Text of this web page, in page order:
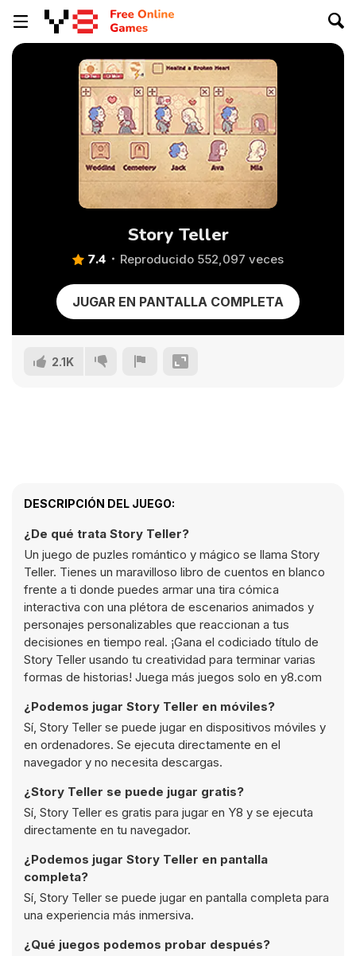
Story Teller
7.4 Reproducido 552,097 veces
JUGAR EN PANTALLA COMPLETA
2.1K
DESCRIPCIÓN DEL JUEGO:
¿De qué trata Story Teller?
Un juego de puzles romántico y mágico se llama Story
Teller. Tienes un maravilloso libro de cuentos en blanco
frente a ti donde puedes armar una tira cómica
interactiva con una plétora de escenarios animados y
personajes personalizables que reaccionan a tus
decisiones en tiempo real. ¡Gana el codiciado título de
Story Teller usando tu creatividad para terminar varias
formas de historias! Juega más juegos solo en y8.com
¿Podemos jugar Story Teller en móviles?
Sí, Story Teller se puede jugar en dispositivos móviles y
en ordenadores. Se ejecuta directamente en el
navegador y no necesita descargas.
¿Story Teller se puede jugar gratis?
Sí, Story Teller es gratis para jugar en Y8 y se ejecuta
directamente en tu navegador.
¿Podemos jugar Story Teller en pantalla
completa?
Sí, Story Teller se puede jugar en pantalla completa para
una experiencia más inmersiva.
¿Qué juegos podemos probar después?